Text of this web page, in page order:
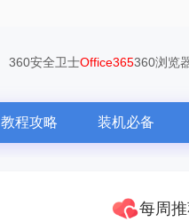
360安全卫士Office365360浏览
教程攻略 装机必备
每周